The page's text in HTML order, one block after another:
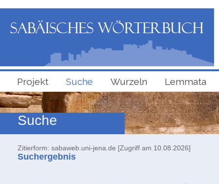
Projekt Suche Wurzeln Lemmata
Suche
Zitierform: sabaweb.uni-jena.de [Zugriff am 10.08.2026]
Suchergebnis